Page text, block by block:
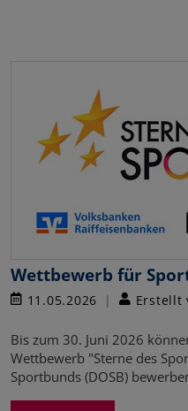
Wettbewerb für
11.05.2026 Erstellt
Bis zum 30. Juni 2026
Wettbewerb "Sterne des
Sportbunds (DOSB)